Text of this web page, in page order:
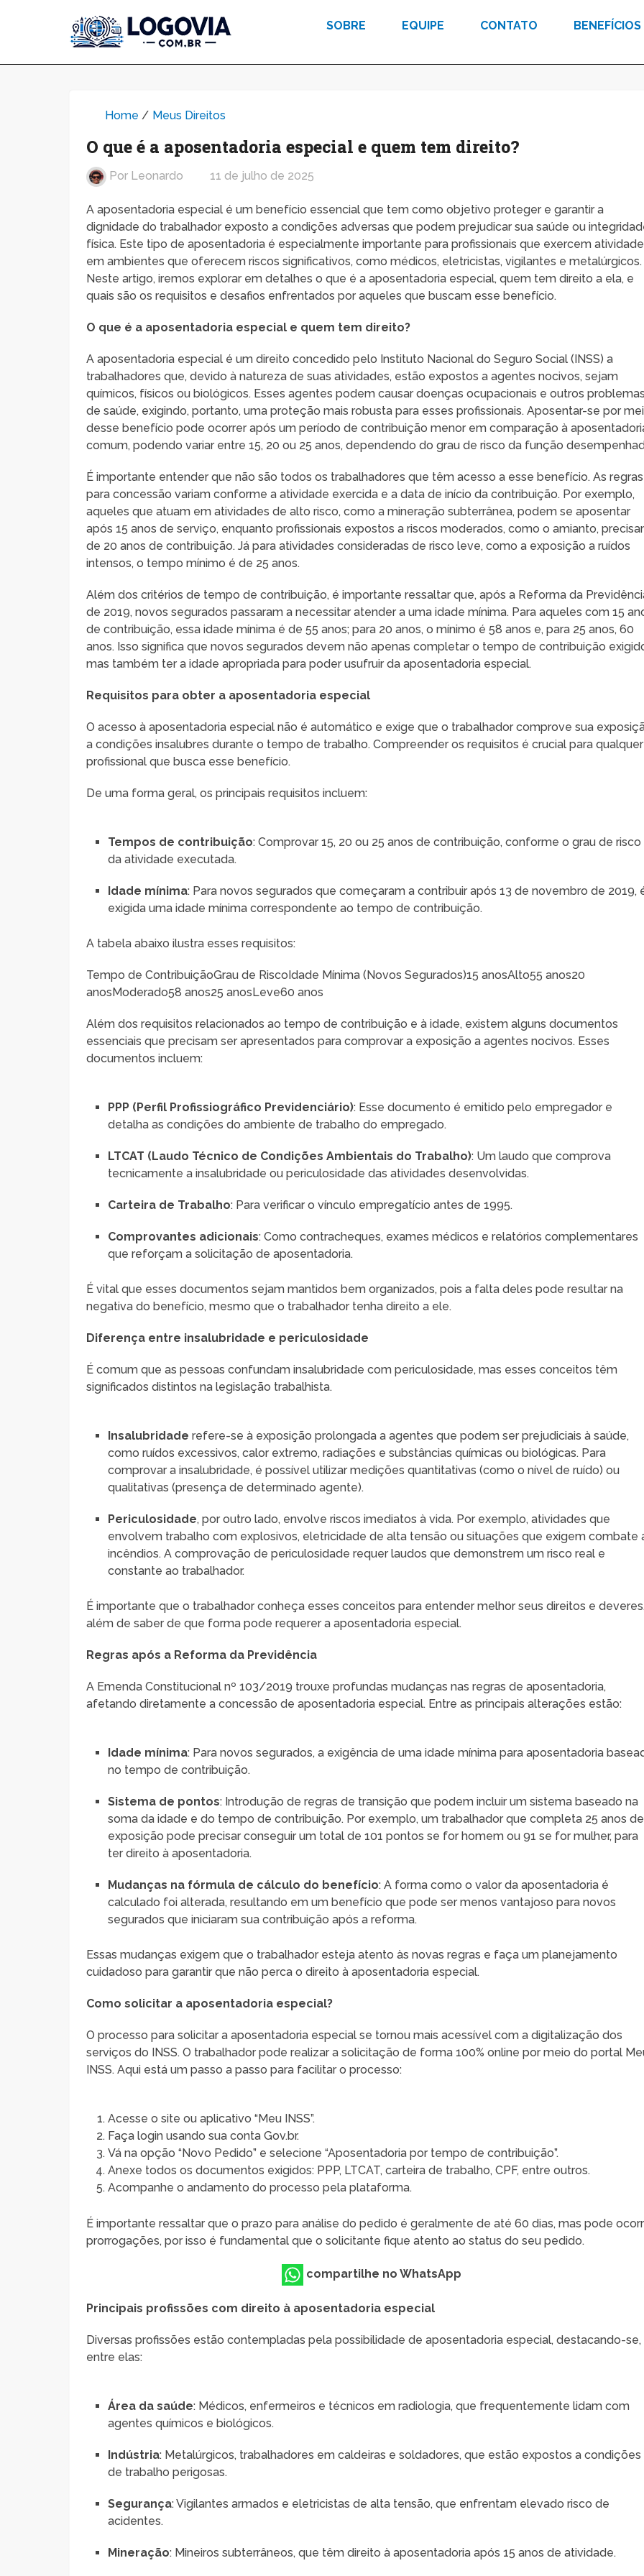
SOBRE EQUIPE CONTATO BENEFÍCIOS
Home / Meus Direitos
O que é a aposentadoria especial e quem tem direito?
Por Leonardo 11 de julho de 2025
A aposentadoria especial é um benefício essencial que tem como objetivo proteger e garantir a
dignidade do trabalhador exposto a condições adversas que podem prejudicar sua saúde ou
física. Este tipo de aposentadoria é especialmente importante para profissionais que exercem
em ambientes que oferecem riscos significativos, como médicos, eletricistas, vigilantes e metalúrgicos.
Neste artigo, iremos explorar em detalhes o que é a aposentadoria especial, quem tem direito a ela, e
quais são os requisitos e desafios enfrentados por aqueles que buscam esse benefício.
O que é a aposentadoria especial e quem tem direito?
A aposentadoria especial é um direito concedido pelo Instituto Nacional do Seguro Social (INSS) a
trabalhadores que, devido à natureza de suas atividades, estão expostos a agentes nocivos, sejam
químicos, físicos ou biológicos. Esses agentes podem causar doenças ocupacionais e outros
de saúde, exigindo, portanto, uma proteção mais robusta para esses profissionais. Aposentar-se por
desse benefício pode ocorrer após um período de contribuição menor em comparação à
comum, podendo variar entre 15, 20 ou 25 anos, dependendo do grau de risco da função
É importante entender que não são todos os trabalhadores que têm acesso a esse benefício. As regras
para concessão variam conforme a atividade exercida e a data de início da contribuição. Por exemplo,
aqueles que atuam em atividades de alto risco, como a mineração subterrânea, podem se aposentar
após 15 anos de serviço, enquanto profissionais expostos a riscos moderados, como o amianto,
de 20 anos de contribuição. Já para atividades consideradas de risco leve, como a exposição a ruídos
intensos, o tempo mínimo é de 25 anos.
Além dos critérios de tempo de contribuição, é importante ressaltar que, após a Reforma da
de 2019, novos segurados passaram a necessitar atender a uma idade mínima. Para aqueles com 15
de contribuição, essa idade mínima é de 55 anos; para 20 anos, o mínimo é 58 anos e, para 25 anos, 60
anos. Isso significa que novos segurados devem não apenas completar o tempo de contribuição
mas também ter a idade apropriada para poder usufruir da aposentadoria especial.
Requisitos para obter a aposentadoria especial
O acesso à aposentadoria especial não é automático e exige que o trabalhador comprove sua
a condições insalubres durante o tempo de trabalho. Compreender os requisitos é crucial para qualquer
profissional que busca esse benefício.
De uma forma geral, os principais requisitos incluem:
Tempos de contribuição: Comprovar 15, 20 ou 25 anos de contribuição, conforme o grau de risco
da atividade executada.
Idade mínima: Para novos segurados que começaram a contribuir após 13 de novembro de 2019,
exigida uma idade mínima correspondente ao tempo de contribuição.
A tabela abaixo ilustra esses requisitos:
Tempo de ContribuiçãoGrau de RiscoIdade Mínima (Novos Segurados)15 anosAlto55 anos20
anosModerado58 anos25 anosLeve60 anos
Além dos requisitos relacionados ao tempo de contribuição e à idade, existem alguns documentos
essenciais que precisam ser apresentados para comprovar a exposição a agentes nocivos. Esses
documentos incluem:
PPP (Perfil Profissiográfico Previdenciário): Esse documento é emitido pelo empregador e
detalha as condições do ambiente de trabalho do empregado.
LTCAT (Laudo Técnico de Condições Ambientais do Trabalho): Um laudo que comprova
tecnicamente a insalubridade ou periculosidade das atividades desenvolvidas.
Carteira de Trabalho: Para verificar o vínculo empregatício antes de 1995.
Comprovantes adicionais: Como contracheques, exames médicos e relatórios complementares
que reforçam a solicitação de aposentadoria.
É vital que esses documentos sejam mantidos bem organizados, pois a falta deles pode resultar na
negativa do benefício, mesmo que o trabalhador tenha direito a ele.
Diferença entre insalubridade e periculosidade
É comum que as pessoas confundam insalubridade com periculosidade, mas esses conceitos têm
significados distintos na legislação trabalhista.
Insalubridade refere-se à exposição prolongada a agentes que podem ser prejudiciais à saúde,
como ruídos excessivos, calor extremo, radiações e substâncias químicas ou biológicas. Para
comprovar a insalubridade, é possível utilizar medições quantitativas (como o nível de ruído) ou
qualitativas (presença de determinado agente).
Periculosidade, por outro lado, envolve riscos imediatos à vida. Por exemplo, atividades que
envolvem trabalho com explosivos, eletricidade de alta tensão ou situações que exigem combate
incêndios. A comprovação de periculosidade requer laudos que demonstrem um risco real e
constante ao trabalhador.
É importante que o trabalhador conheça esses conceitos para entender melhor seus direitos e
além de saber de que forma pode requerer a aposentadoria especial.
Regras após a Reforma da Previdência
A Emenda Constitucional nº 103/2019 trouxe profundas mudanças nas regras de aposentadoria,
afetando diretamente a concessão de aposentadoria especial. Entre as principais alterações estão:
Idade mínima: Para novos segurados, a exigência de uma idade mínima para aposentadoria
no tempo de contribuição.
Sistema de pontos: Introdução de regras de transição que podem incluir um sistema baseado na
soma da idade e do tempo de contribuição. Por exemplo, um trabalhador que completa 25 anos de
exposição pode precisar conseguir um total de 101 pontos se for homem ou 91 se for mulher, para
ter direito à aposentadoria.
Mudanças na fórmula de cálculo do benefício: A forma como o valor da aposentadoria é
calculado foi alterada, resultando em um benefício que pode ser menos vantajoso para novos
segurados que iniciaram sua contribuição após a reforma.
Essas mudanças exigem que o trabalhador esteja atento às novas regras e faça um planejamento
cuidadoso para garantir que não perca o direito à aposentadoria especial.
Como solicitar a aposentadoria especial?
O processo para solicitar a aposentadoria especial se tornou mais acessível com a digitalização dos
serviços do INSS. O trabalhador pode realizar a solicitação de forma 100% online por meio do portal
INSS. Aqui está um passo a passo para facilitar o processo:
Acesse o site ou aplicativo “Meu INSS”.
Faça login usando sua conta Gov.br.
Vá na opção “Novo Pedido” e selecione “Aposentadoria por tempo de contribuição”.
Anexe todos os documentos exigidos: PPP, LTCAT, carteira de trabalho, CPF, entre outros.
Acompanhe o andamento do processo pela plataforma.
É importante ressaltar que o prazo para análise do pedido é geralmente de até 60 dias, mas pode
prorrogações, por isso é fundamental que o solicitante fique atento ao status do seu pedido.
compartilhe no WhatsApp
Principais profissões com direito à aposentadoria especial
Diversas profissões estão contempladas pela possibilidade de aposentadoria especial, destacando-se,
entre elas:
Área da saúde: Médicos, enfermeiros e técnicos em radiologia, que frequentemente lidam com
agentes químicos e biológicos.
Indústria: Metalúrgicos, trabalhadores em caldeiras e soldadores, que estão expostos a condições
de trabalho perigosas.
Segurança: Vigilantes armados e eletricistas de alta tensão, que enfrentam elevado risco de
acidentes.
Mineração: Mineiros subterrâneos, que têm direito à aposentadoria após 15 anos de atividade.